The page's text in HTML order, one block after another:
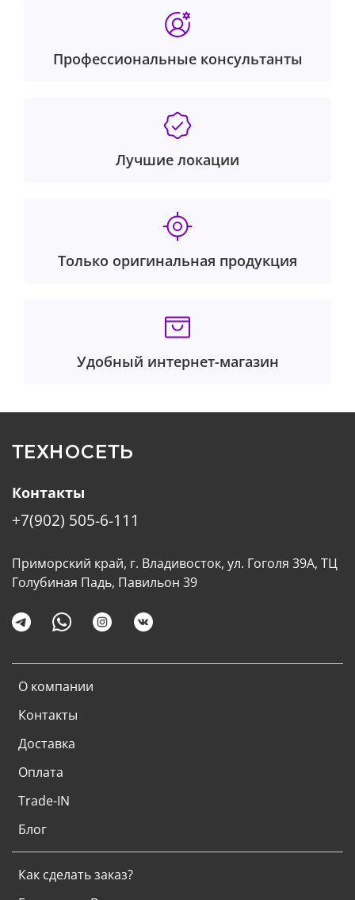
Профессиональные консультанты
Лучшие локации
Только оригинальная продукция
Удобный интернет-магазин
ТЕХНОСЕТЬ
О компании
Контакты
Доставка
Оплата
Trade-IN
Блог
Как сделать заказ?
Контакты
+7(902) 505-6-111
Приморский край, г. Владивосток, ул. Гоголя 39А, ТЦ
Голубиная Падь, Павильон 39